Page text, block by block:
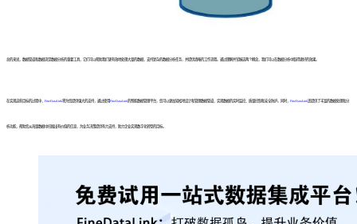
总的来说，数据管道和数据流是数据分析的重要工具，它们可以帮助我们更有效地处理大量的数据，支持复杂的数据分析任务，并提供清晰的工作流程。通过理解并掌握这两个概念，我们可以在数据分析中取得更好的效果。
在实现这些目标的过程中， FineDataLink将为您提供强大的支持，通过使用FineDataLink的智能数据管理平台，您可以更加轻松地设计和管理数据管道，实现数据的实时监控、质量控制和安全防护。同时， FineDataLink 还提供了丰富的数据处理和分
析功能，帮助您从海量数据中挖掘出有价值的信息，为业务决策提供有力支持，助力企业实现数字化转型的目标。